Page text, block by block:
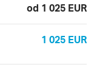
od 1 025 EUR
1 025 EUR